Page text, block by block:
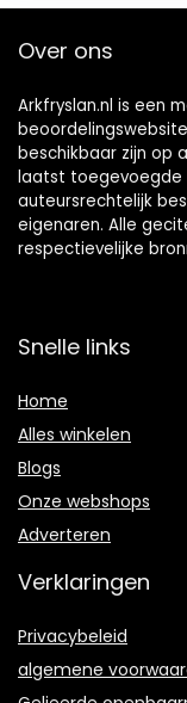
Over ons
Arkfryslan.nl is een
beschikbaar zijn op
laatst toegevoegde
auteursrechtelijk
eigenaren. Alle
respectievelijke
Snelle links
Home
Alles winkelen
Blogs
Onze webshops
Adverteren
Verklaringen
Privacybeleid
algemene